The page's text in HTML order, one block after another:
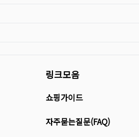
링크모음
쇼핑가이드
자주묻는질문(FAQ)